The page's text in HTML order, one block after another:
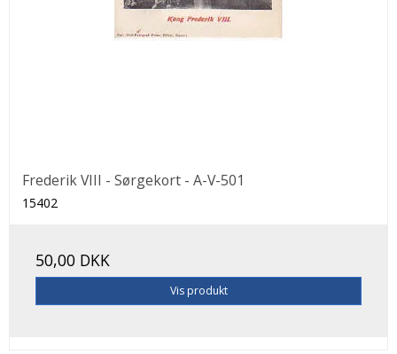
Frederik VIII - Sørgekort - A-V-501
15402
50,00 DKK
Vis produkt